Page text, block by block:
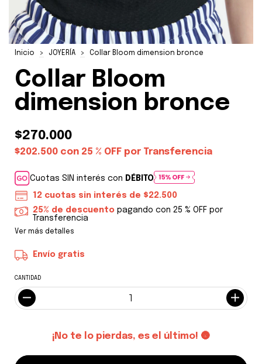
Inicio > JOYERÍA > Collar Bloom dimension bronce
Collar Bloom
dimension bronce
$270.000
$202.500 con 25 % OFF por Transferencia
Cuotas SIN interés con DÉBITO
12 cuotas sin interés de $22.500
25% de descuento pagando con 25 % OFF por
Transferencia
Ver más detalles
Envío gratis
CANTIDAD
¡No te lo pierdas, es el último! 🌚